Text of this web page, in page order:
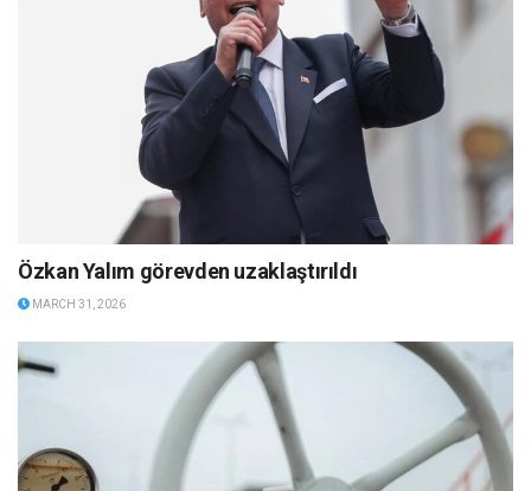
Özkan Yalım görevden uzaklaştırıldı
MARCH 31, 2026